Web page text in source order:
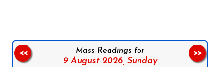
Mass Readings for
9 August 2026, Sunday
<< >>